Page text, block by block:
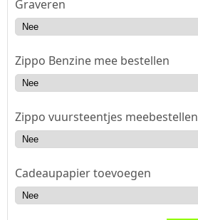
Graveren
Zippo Benzine mee bestellen
Zippo vuursteentjes meebestellen
Cadeaupapier toevoegen